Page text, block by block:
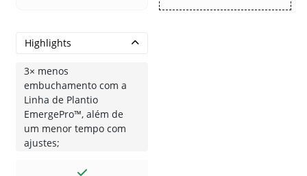
Highlights
3× menos
embuchamento com a
Linha de Plantio
EmergePro™, além de
um menor tempo com
ajustes;